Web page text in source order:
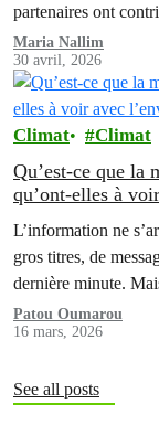
partenaires ont
Maria Nallim
30 avril, 2026
Climat Climat
Qu’est-ce que la
qu’ont-elles à
L’information ne
gros titres, de
dernière minute.
Patou Oumarou
16 mars, 2026
See all posts